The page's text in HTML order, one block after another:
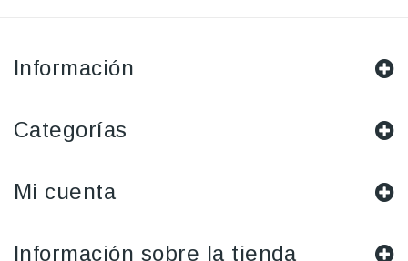
Información
Categorías
Mi cuenta
Información sobre la tienda